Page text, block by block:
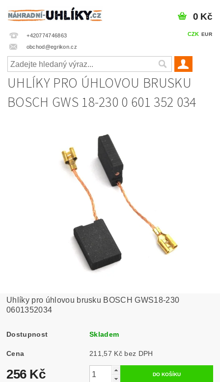
+420774746863
obchod@egrikon.cz
CZK EUR
0 Kč
UHLÍKY PRO ÚHLOVOU BRUSKU
BOSCH GWS 18-230 0 601 352 034
Uhlíky pro úhlovou brusku BOSCH GWS18-230
0601352034
Dostupnost Skladem
Cena 211,57 Kč bez DPH
256 Kč